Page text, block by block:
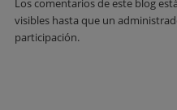
Los comentarios de este blog
visibles hasta que un
participación.